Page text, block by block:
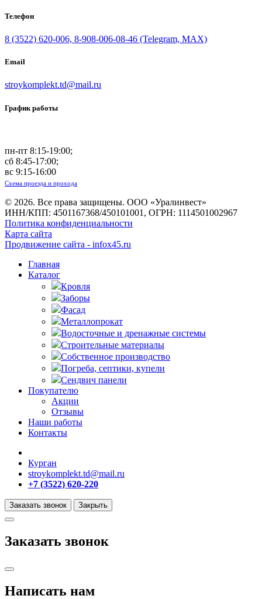
Телефон
8 (3522) 620-006, 8-908-006-08-46 (Telegram, MAX)
Email
stroykomplekt.td@mail.ru
График работы
пн-пт 8:15-19:00;
сб 8:45-17:00;
вс 9:15-16:00
Схема проезда и прохода
© 2026. Все права защищены. ООО «Уралинвест»
ИНН/КПП: 4501167368/450101001, ОГРН: 1114501002967
Политика конфиденциальности
Карта сайта
Продвижение сайта - infox45.ru
Главная
Каталог
Кровля
Заборы
Фасад
Металлопрокат
Водосточные и дренажные системы
Строительные материалы
Собственное производство
Погреба, септики, купели
Сендвич панели
Покупателю
Акции
Отзывы
Наши работы
Контакты
Курган
stroykomplekt.td@mail.ru
+7 (3522) 620-220
Заказать звонок Закрыть
Заказать звонок
Написать нам